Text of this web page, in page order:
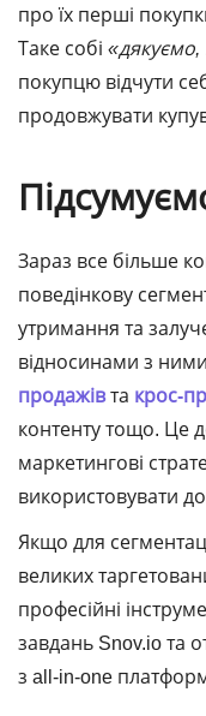
про їх перші
Таке собі
покупцю відчути
продовжувати
Зараз все більше
поведінкову
утримання та
відносинами з
продажівта крос-
контенту тощо. Це
маркетингові
використовувати
Якщо для
великих
професійні
завдань Snov.io та
з all-in-one